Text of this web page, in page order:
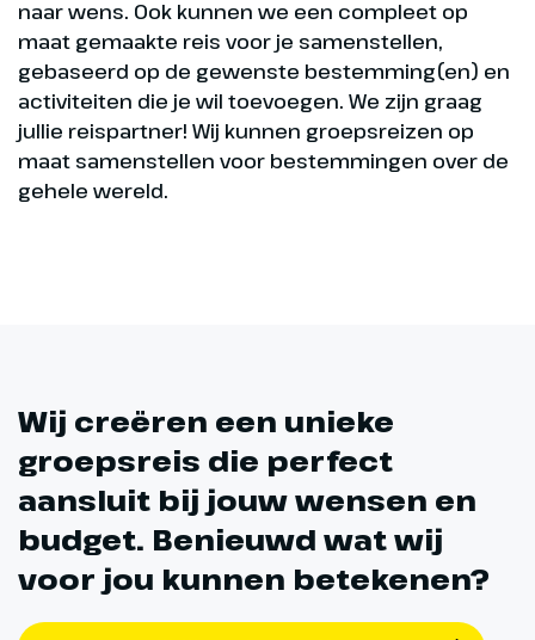
naar wens. Ook kunnen we een compleet op
maat gemaakte reis voor je samenstellen,
gebaseerd op de gewenste bestemming(en) en
activiteiten die je wil toevoegen. We zijn graag
jullie reispartner! Wij kunnen groepsreizen op
maat samenstellen voor bestemmingen over de
gehele wereld.
Wij creëren een unieke
groepsreis die perfect
aansluit bij jouw wensen en
budget. Benieuwd wat wij
voor jou kunnen betekenen?